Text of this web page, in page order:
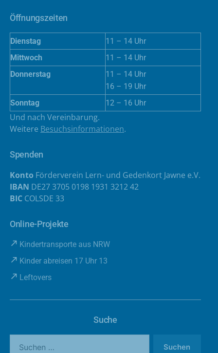
Öffnungszeiten
Dienstag
11 – 14 Uhr
Mittwoch
11 – 14 Uhr
Donnerstag
11 – 14 Uhr
16 – 19 Uhr
Sonntag
12 – 16 Uhr
Und nach Vereinbarung.
Weitere Besuchsinformationen.
Spenden
Konto Förderverein Lern- und Gedenkort Jawne e.V.
IBAN DE27 3705 0198 1931 3212 42
BIC COLSDE 33
Online-Projekte
Kindertransporte aus NRW
Kinder abreisen 17 Uhr 13
Leftovers
Suche
nach: